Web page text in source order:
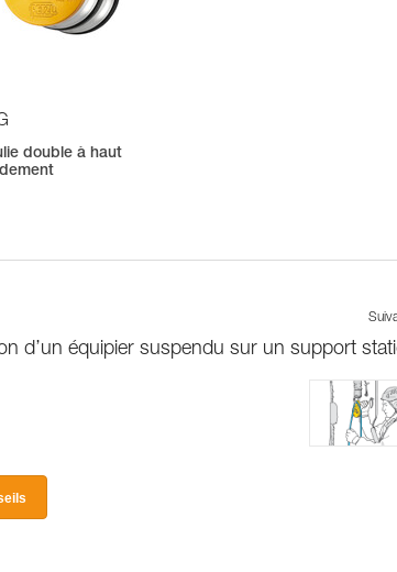
double à haut
d’un équipier suspendu sur un support